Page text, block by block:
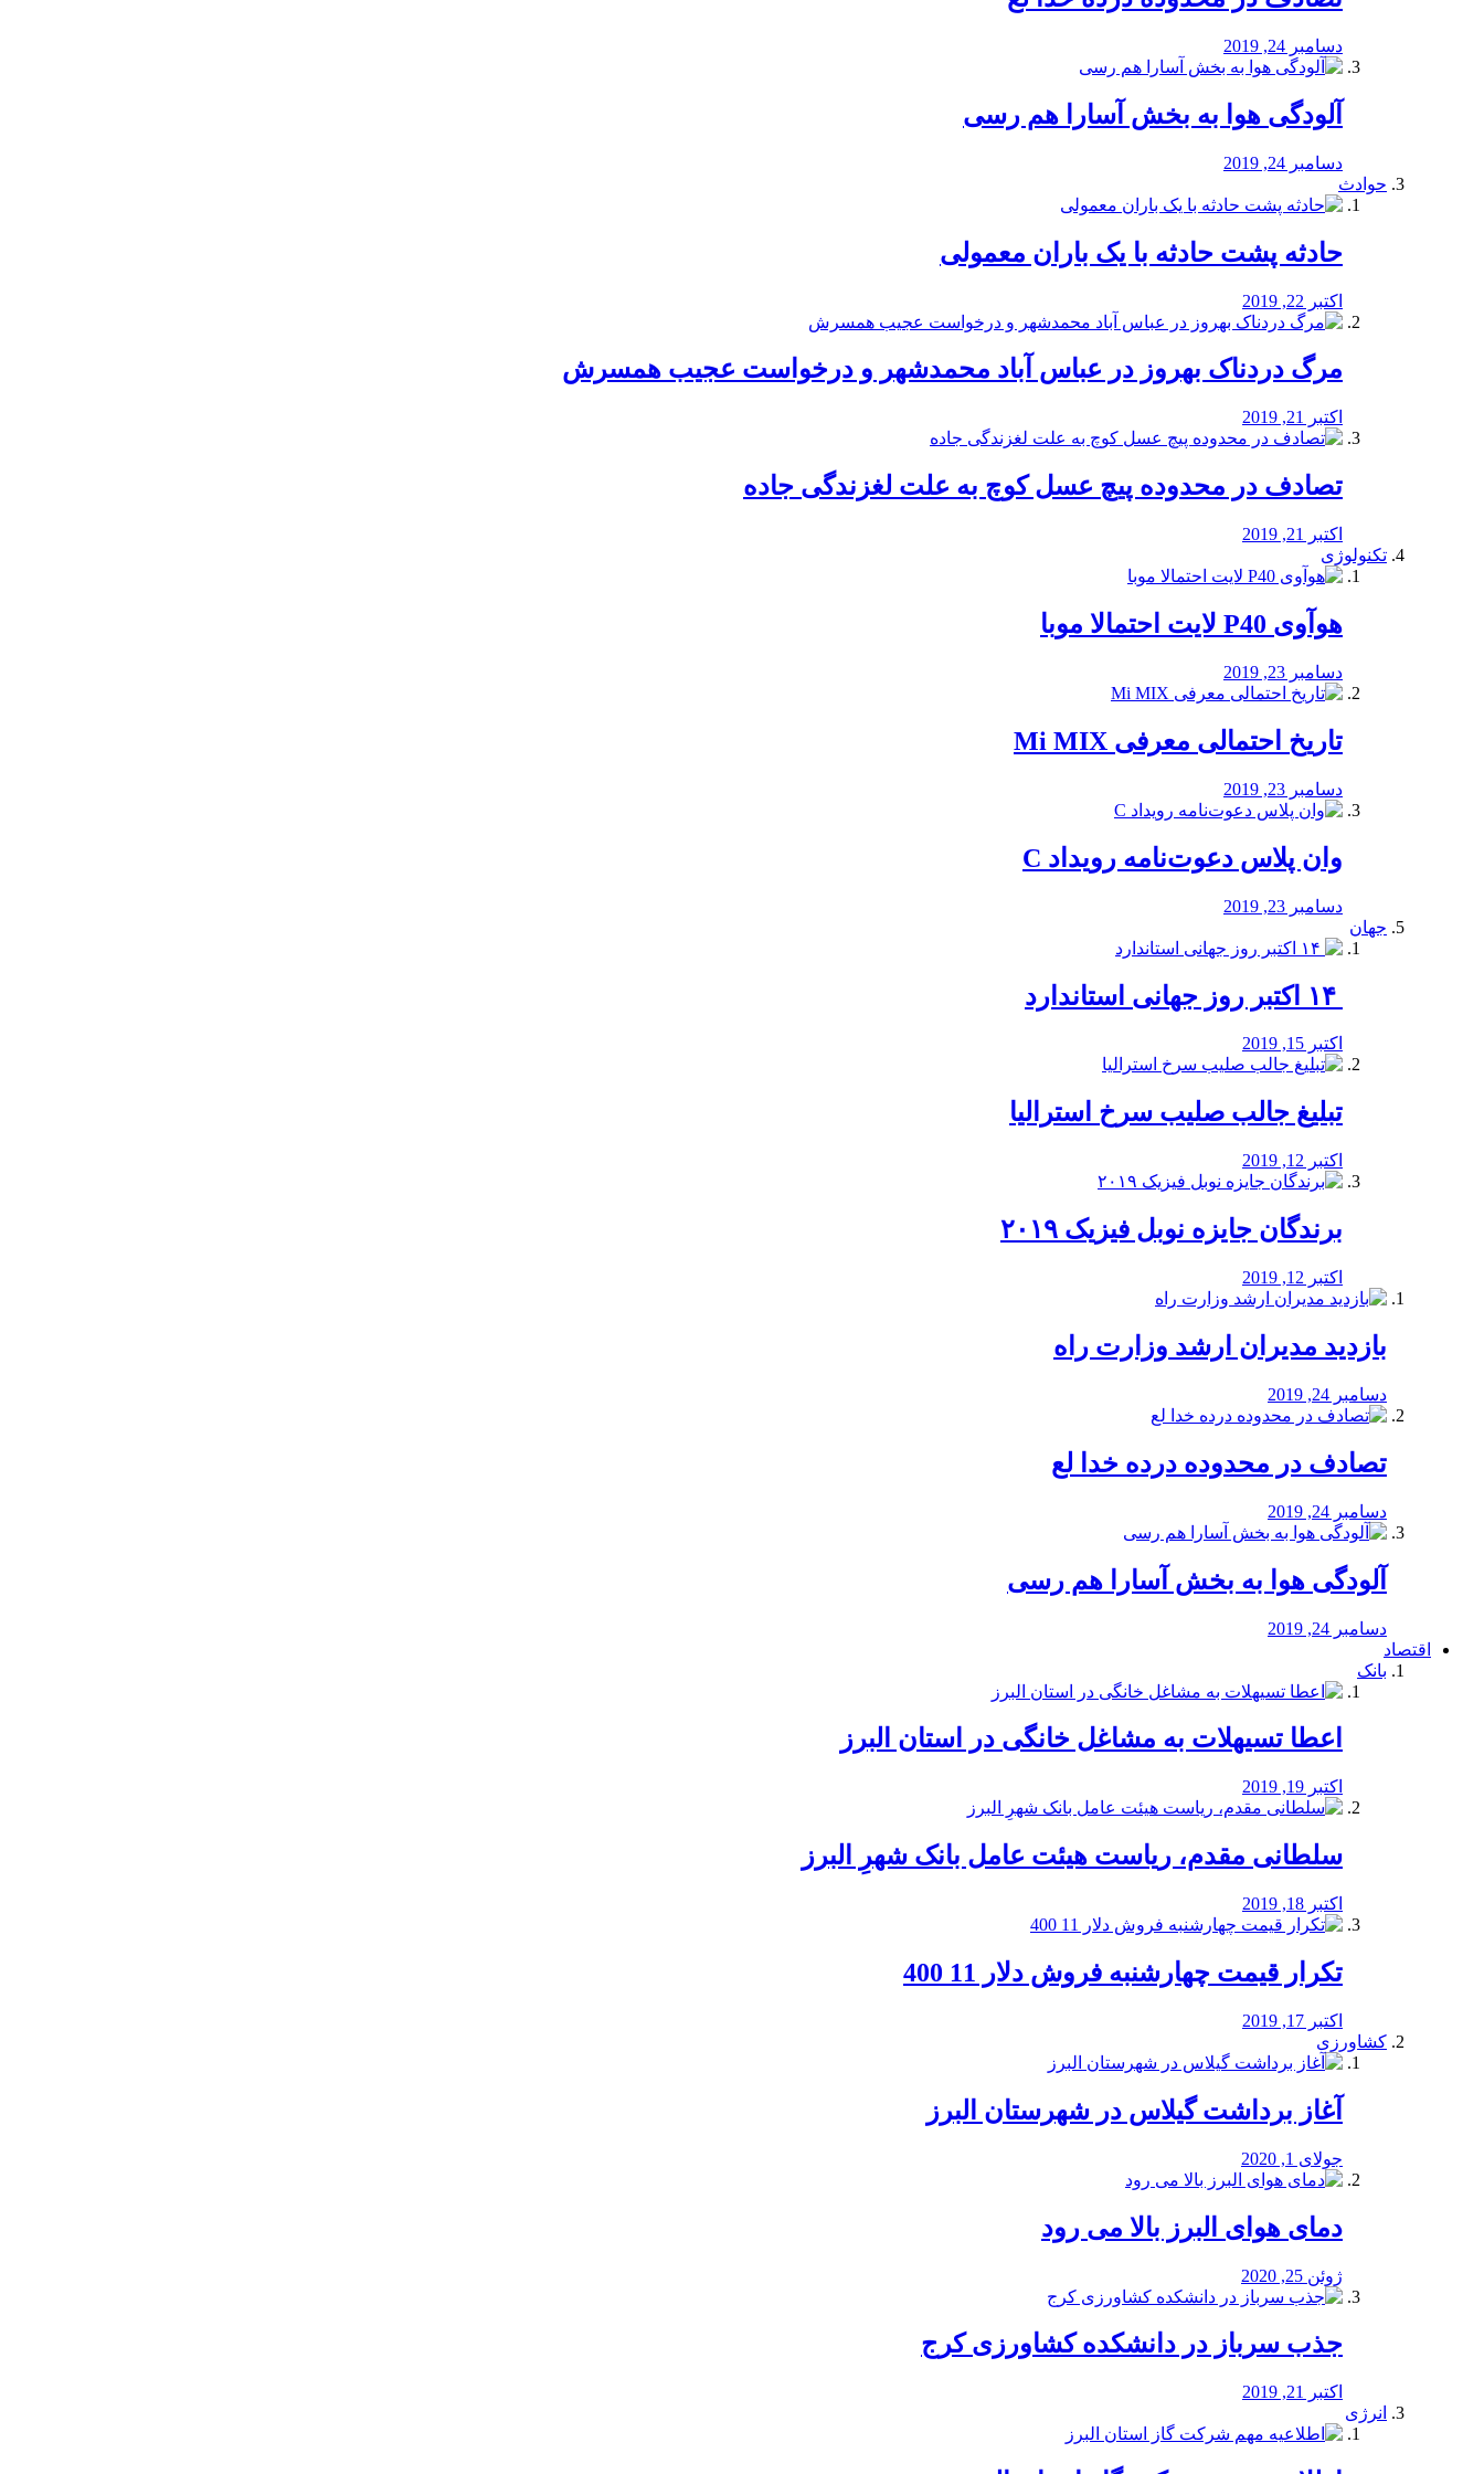
دسامبر 24, 2019
آلودگی هوا به بخش آسارا هم رسی
دسامبر 24, 2019
حوادث
️حادثه پشت حادثه با یک باران معمولی
اکتبر 22, 2019
مرگ دردناک بهروز در عباس آباد محمدشهر و درخواست عجیب همسرش
اکتبر 21, 2019
تصادف در محدوده پیچ عسل کوچ به علت لغزندگی جاده
اکتبر 21, 2019
تکنولوژی
هوآوی P40 لایت احتمالا موبا
دسامبر 23, 2019
تاریخ احتمالی معرفی Mi MIX
دسامبر 23, 2019
وان پلاس دعوت‌نامه رویداد C
دسامبر 23, 2019
جهان
اکتبر 15, 2019
تبلیغ جالب صلیب سرخ استرالیا
اکتبر 12, 2019
برندگان جایزه نوبل فیزیک ۲۰۱۹
اکتبر 12, 2019
بازدید مدیران ارشد وزارت راه
دسامبر 24, 2019
تصادف در محدوده درده خدا لع
دسامبر 24, 2019
آلودگی هوا به بخش آسارا هم رسی
دسامبر 24, 2019
اقتصاد
بانک
️اعطا تسیهلات به مشاغل خانگی در استان البرز
اکتبر 19, 2019
سلطانی مقدم، ریاست هیئت عامل بانک شهرِ البرز
اکتبر 18, 2019
تکرار قیمت چهارشنبه فروش دلار 11 400
اکتبر 17, 2019
کشاورزی
آغاز برداشت گیلاس در شهرستان البرز
جولای 1, 2020
دمای هوای البرز بالا می رود
ژوئن 25, 2020
جذب سرباز در دانشکده کشاورزی کرج
اکتبر 21, 2019
انرژی